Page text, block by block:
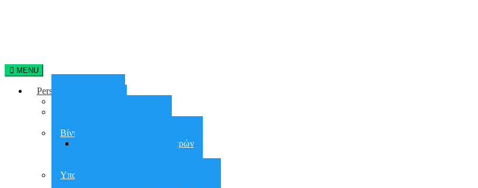
MENU
Personal Training
Βίντεο Γυμναστικής
Απώλεια Βάρους 90 Ημερών
Υπαίθρια Γυμναστική